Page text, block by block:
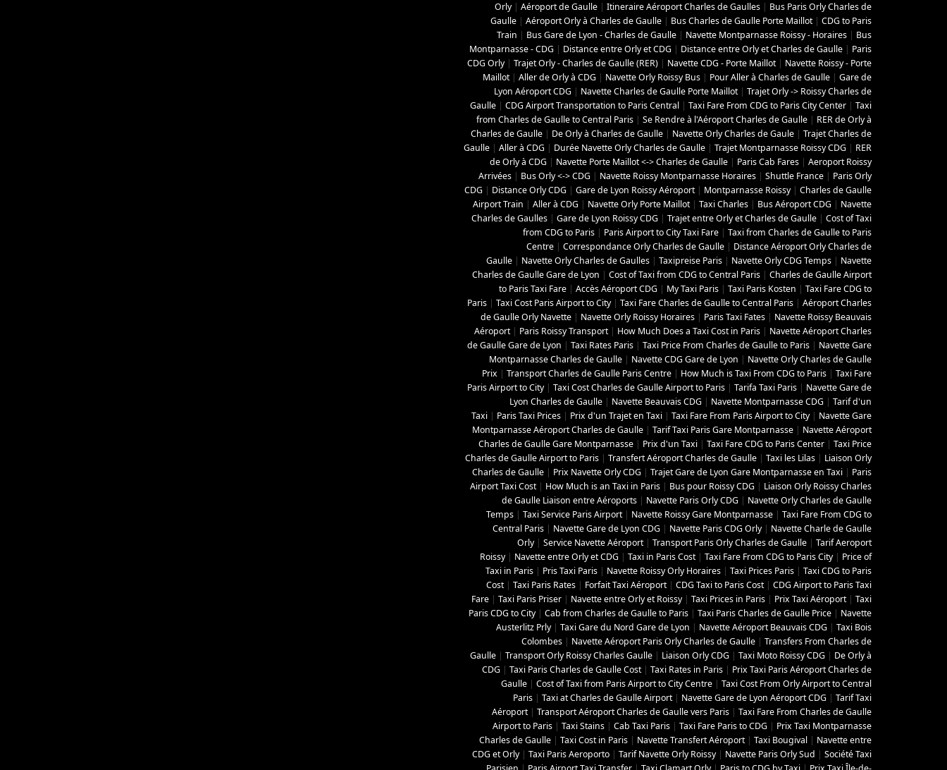
Orly| Aéroport de Gaulle | Itineraire Aéroport Charles de Gaulles | Bus Paris Orly Charles de
Gaulle | Aéroport Orly à Charles de Gaulle | Bus Charles de Gaulle Porte Maillot| CDG to Paris
Train | Bus Gare de Lyon - Charles de Gaulle | Navette Montparnasse Roissy - Horaires | Bus
Montparnasse - CDG | Distance entre Orly et CDG | Distance entre Orly et Charles de Gaulle | Paris
CDG Orly| Trajet Orly - Charles de Gaulle (RER) | Navette CDG - Porte Maillot| Navette Roissy - Porte
Maillot| Aller de Orly à CDG | Navette Orly Roissy Bus | Pour Aller à Charles de Gaulle | Gare de
Lyon Aéroport CDG | Navette Charles de Gaulle Porte Maillot| Trajet Orly -> Roissy Charles de
Gaulle | CDG Airport Transportation to Paris Central | Taxi Fare From CDG to Paris City Center | Taxi
from Charles de Gaulle to Central Paris | Se Rendre à l'Aéroport Charles de Gaulle | RER de Orly à
Charles de Gaulle | De Orly à Charles de Gaulle | Navette Orly Charles de Gaule | Trajet Charles de
Gaulle | Aller à CDG | Durée Navette Orly Charles de Gaulle | Trajet Montparnasse Roissy CDG | RER
de Orly à CDG | Navette Porte Maillot <-> Charles de Gaulle | Paris Cab Fares | Aeroport Roissy
Arrivées | Bus Orly <-> CDG | Navette Roissy Montparnasse Horaires | Shuttle France | Paris Orly
CDG | Distance Orly CDG | Gare de Lyon Roissy Aéroport| Montparnasse Roissy| Charles de Gaulle
Airport Train | Aller à CDG | Navette Orly Porte Maillot| Taxi Charles | Bus Aéroport CDG | Navette
Charles de Gaulles | Gare de Lyon Roissy CDG | Trajet entre Orly et Charles de Gaulle | Cost of Taxi
from CDG to Paris | Paris Airport to City Taxi Fare | Taxi from Charles de Gaulle to Paris
Centre | Correspondance Orly Charles de Gaulle | Distance Aéroport Orly Charles de
Gaulle | Navette Orly Charles de Gaulles | Taxipreise Paris | Navette Orly CDG Temps | Navette
Charles de Gaulle Gare de Lyon | Cost of Taxi from CDG to Central Paris | Charles de Gaulle Airport
to Paris Taxi Fare | Accès Aéroport CDG | My Taxi Paris | Taxi Paris Kosten | Taxi Fare CDG to
Paris | Taxi Cost Paris Airport to City| Taxi Fare Charles de Gaulle to Central Paris | Aéroport Charles
de Gaulle Orly Navette | Navette Orly Roissy Horaires | Paris Taxi Fates | Navette Roissy Beauvais
Aéroport| Paris Roissy Transport| How Much Does a Taxi Cost in Paris | Navette Aéroport Charles
de Gaulle Gare de Lyon | Taxi Rates Paris | Taxi Price From Charles de Gaulle to Paris | Navette Gare
Montparnasse Charles de Gaulle | Navette CDG Gare de Lyon | Navette Orly Charles de Gaulle
Prix | Transport Charles de Gaulle Paris Centre | How Much is Taxi From CDG to Paris | Taxi Fare
Paris Airport to City| Taxi Cost Charles de Gaulle Airport to Paris | Tarifa Taxi Paris | Navette Gare de
Lyon Charles de Gaulle | Navette Beauvais CDG | Navette Montparnasse CDG | Tarif d'un
Taxi | Paris Taxi Prices | Prix d'un Trajet en Taxi | Taxi Fare From Paris Airport to City| Navette Gare
Montparnasse Aéroport Charles de Gaulle | Tarif Taxi Paris Gare Montparnasse | Navette Aéroport
Charles de Gaulle Gare Montparnasse | Prix d'un Taxi | Taxi Fare CDG to Paris Center | Taxi Price
Charles de Gaulle Airport to Paris | Transfert Aéroport Charles de Gaulle | Taxi les Lilas | Liaison Orly
Charles de Gaulle | Prix Navette Orly CDG | Trajet Gare de Lyon Gare Montparnasse en Taxi | Paris
Airport Taxi Cost| How Much is an Taxi in Paris | Bus pour Roissy CDG | Liaison Orly Roissy Charles
de Gaulle Liaison entre Aéroports | Navette Paris Orly CDG | Navette Orly Charles de Gaulle
Temps | Taxi Service Paris Airport| Navette Roissy Gare Montparnasse | Taxi Fare From CDG to
Central Paris | Navette Gare de Lyon CDG | Navette Paris CDG Orly| Navette Charle de Gaulle
Orly| Service Navette Aéroport| Transport Paris Orly Charles de Gaulle | Tarif Aeroport
Roissy| Navette entre Orly et CDG | Taxi in Paris Cost| Taxi Fare From CDG to Paris City| Price of
Taxi in Paris | Pris Taxi Paris | Navette Roissy Orly Horaires | Taxi Prices Paris | Taxi CDG to Paris
Cost| Taxi Paris Rates | Forfait Taxi Aéroport| CDG Taxi to Paris Cost| CDG Airport to Paris Taxi
Fare | Taxi Paris Priser | Navette entre Orly et Roissy| Taxi Prices in Paris | Prix Taxi Aéroport| Taxi
Paris CDG to City| Cab from Charles de Gaulle to Paris | Taxi Paris Charles de Gaulle Price | Navette
Austerlitz Prly| Taxi Gare du Nord Gare de Lyon | Navette Aéroport Beauvais CDG | Taxi Bois
Colombes | Navette Aéroport Paris Orly Charles de Gaulle | Transfers From Charles de
Gaulle | Transport Orly Roissy Charles Gaulle | Liaison Orly CDG | Taxi Moto Roissy CDG | De Orly à
CDG | Taxi Paris Charles de Gaulle Cost| Taxi Rates in Paris | Prix Taxi Paris Aéroport Charles de
Gaulle | Cost of Taxi from Paris Airport to City Centre | Taxi Cost From Orly Airport to Central
Paris | Taxi at Charles de Gaulle Airport| Navette Gare de Lyon Aéroport CDG | Tarif Taxi
Aéroport| Transport Aéroport Charles de Gaulle vers Paris | Taxi Fare From Charles de Gaulle
Airport to Paris | Taxi Stains | Cab Taxi Paris | Taxi Fare Paris to CDG | Prix Taxi Montparnasse
Charles de Gaulle | Taxi Cost in Paris | Navette Transfert Aéroport| Taxi Bougival | Navette entre
CDG et Orly| Taxi Paris Aeroporto | Tarif Navette Orly Roissy| Navette Paris Orly Sud | Société Taxi